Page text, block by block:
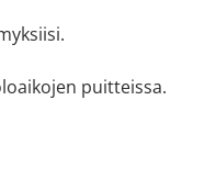
puitteissa.